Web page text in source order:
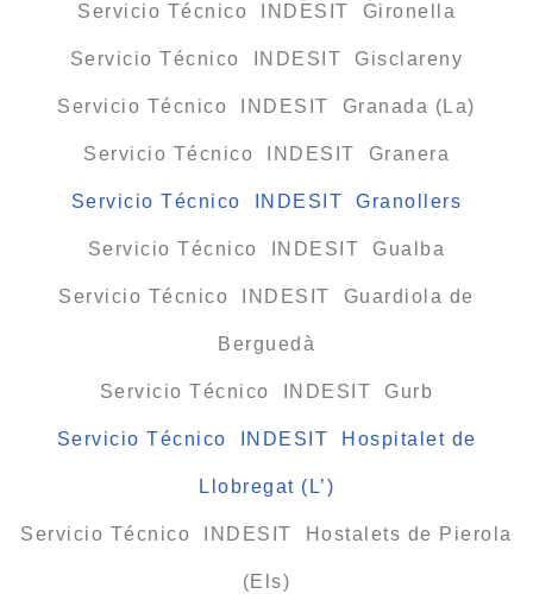
Servicio Técnico INDESIT Gironella
Servicio Técnico INDESIT Gisclareny
Servicio Técnico INDESIT Granada (La)
Servicio Técnico INDESIT Granera
Servicio Técnico INDESIT Granollers
Servicio Técnico INDESIT Gualba
Servicio Técnico INDESIT Guardiola de
Berguedà
Servicio Técnico INDESIT Gurb
Servicio Técnico INDESIT Hospitalet de
Llobregat (L’)
Servicio Técnico INDESIT Hostalets de Pierola
(Els)